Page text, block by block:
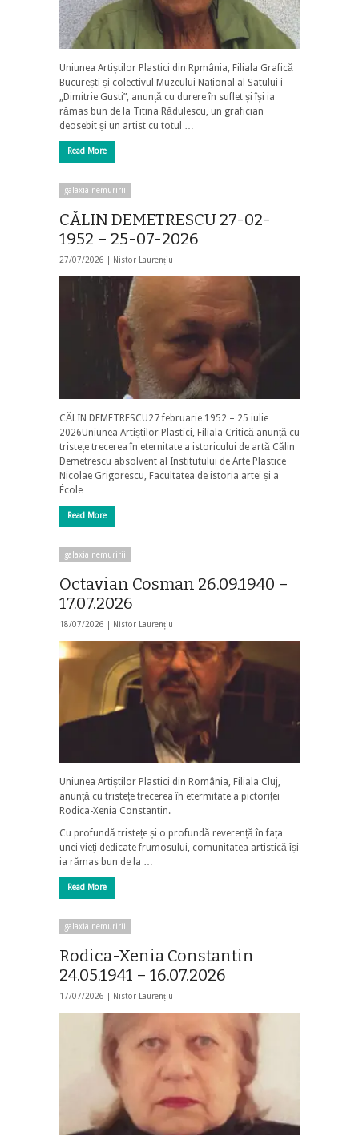
Uniunea Artiștilor Plastici din Rpmânia, Filiala Grafică
București și colectivul Muzeului Național al Satului i
„Dimitrie Gusti”, anunță cu durere în suflet și își ia
rămas bun de la Titina Rădulescu, un grafician
deosebit și un artist cu totul …
Read More
galaxia nemuririi
CĂLIN DEMETRESCU 27-02-
1952 – 25-07-2026
27/07/2026 | Nistor Laurențiu
CĂLIN DEMETRESCU27 februarie 1952 – 25 iulie
2026Uniunea Artiștilor Plastici, Filiala Critică anunță cu
tristețe trecerea în eternitate a istoricului de artă Călin
Demetrescu absolvent al Institutului de Arte Plastice
Nicolae Grigorescu, Facultatea de istoria artei și a
École …
Read More
galaxia nemuririi
Octavian Cosman 26.09.1940 –
17.07.2026
18/07/2026 | Nistor Laurențiu
Uniunea Artiștilor Plastici din România, Filiala Cluj,
anunță cu tristețe trecerea în etermitate a pictoriței
Rodica-Xenia Constantin.
Cu profundă tristețe și o profundă reverență în fața
unei vieți dedicate frumosului, comunitatea artistică își
ia rămas bun de la …
Read More
galaxia nemuririi
Rodica-Xenia Constantin
24.05.1941 – 16.07.2026
17/07/2026 | Nistor Laurențiu